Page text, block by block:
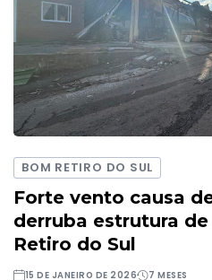
BOM RETIRO DO SUL
Forte vento causa
derruba estrutura
Retiro do Sul
15 DE JANEIRO DE 2026 7 MESES